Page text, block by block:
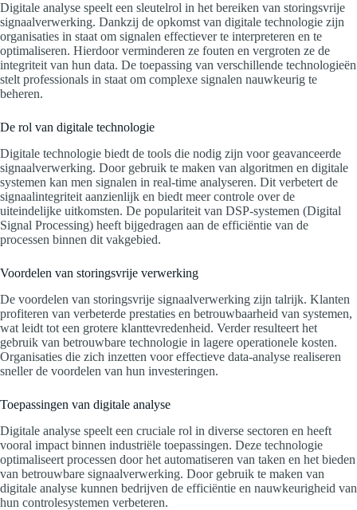
Digitale analyse speelt een sleutelrol in het bereiken van storingsvrije
signaalverwerking. Dankzij de opkomst van digitale technologie zijn
organisaties in staat om signalen effectiever te interpreteren en te
optimaliseren. Hierdoor verminderen ze fouten en vergroten ze de
integriteit van hun data. De toepassing van verschillende technologieën
stelt professionals in staat om complexe signalen nauwkeurig te
beheren.
De rol van digitale technologie
Digitale technologie biedt de tools die nodig zijn voor geavanceerde
signaalverwerking. Door gebruik te maken van algoritmen en digitale
systemen kan men signalen in real-time analyseren. Dit verbetert de
signaalintegriteit aanzienlijk en biedt meer controle over de
uiteindelijke uitkomsten. De populariteit van DSP-systemen (Digital
Signal Processing) heeft bijgedragen aan de efficiëntie van de
processen binnen dit vakgebied.
Voordelen van storingsvrije verwerking
De voordelen van storingsvrije signaalverwerking zijn talrijk. Klanten
profiteren van verbeterde prestaties en betrouwbaarheid van systemen,
wat leidt tot een grotere klanttevredenheid. Verder resulteert het
gebruik van betrouwbare technologie in lagere operationele kosten.
Organisaties die zich inzetten voor effectieve data-analyse realiseren
sneller de voordelen van hun investeringen.
Toepassingen van digitale analyse
Digitale analyse speelt een cruciale rol in diverse sectoren en heeft
vooral impact binnen industriële toepassingen. Deze technologie
optimaliseert processen door het automatiseren van taken en het bieden
van betrouwbare signaalverwerking. Door gebruik te maken van
digitale analyse kunnen bedrijven de efficiëntie en nauwkeurigheid van
hun controlesystemen verbeteren.